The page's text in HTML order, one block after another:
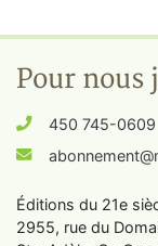
Pour nous
450 745-0609
Éditions du 21e
2955, rue du